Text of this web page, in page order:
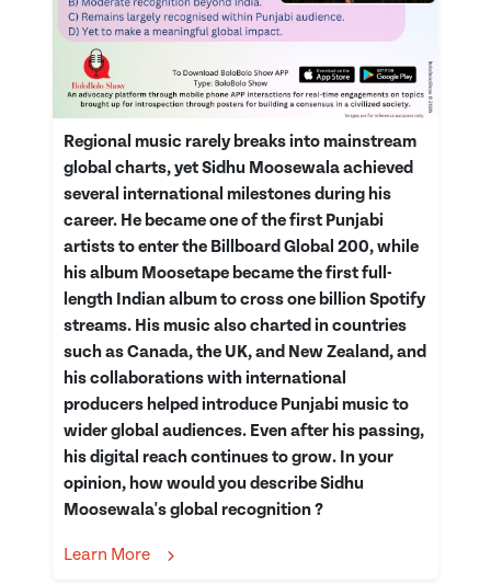
Regional music rarely breaks into mainstream
global charts, yet Sidhu Moosewala achieved
several international milestones during his
career. He became one of the first Punjabi
artists to enter the Billboard Global 200, while
his album Moosetape became the first full-
length Indian album to cross one billion Spotify
streams. His music also charted in countries
such as Canada, the UK, and New Zealand, and
his collaborations with international
producers helped introduce Punjabi music to
wider global audiences. Even after his passing,
his digital reach continues to grow. In your
opinion, how would you describe Sidhu
Moosewala's global recognition ?
Learn More